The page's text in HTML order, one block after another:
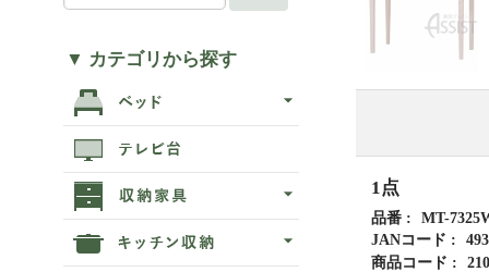
1点
品番
MT-
JANコード
商品コード
▼ カテゴリから探す